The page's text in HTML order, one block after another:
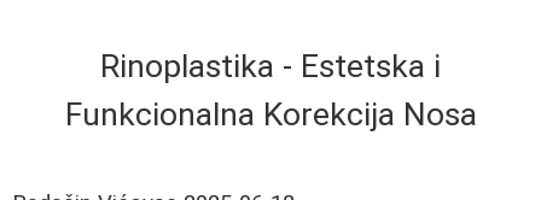
Rinoplastika - Estetska i
Funkcionalna Korekcija Nosa